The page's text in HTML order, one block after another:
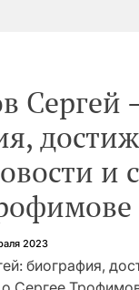
Сергей
и
2023